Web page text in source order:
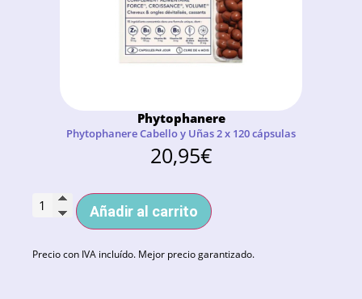
Phytophanere
Phytophanere Cabello y Uñas 2 x 120 cápsulas
20,95€
Añadir al carrito
Precio con IVA incluído. Mejor precio garantizado.